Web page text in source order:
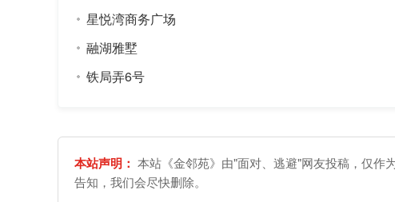
星悦湾商务广场
融湖雅墅
铁局弄6号
本站声明： 本站《金邻苑》由"面对、逃避"网友投稿，仅作
告知，我们会尽快删除。